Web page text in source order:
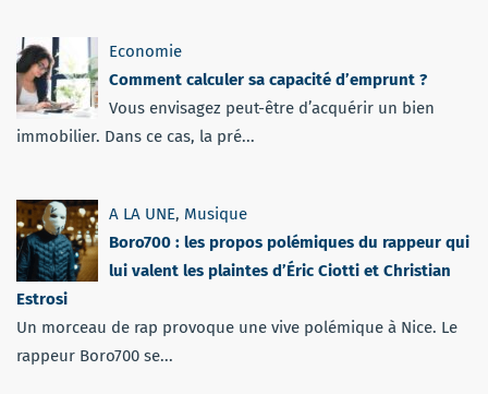
Economie
Comment calculer sa capacité d’emprunt ?
Vous envisagez peut-être d’acquérir un bien
immobilier. Dans ce cas, la pré...
A LA UNE, Musique
Boro700 : les propos polémiques du rappeur qui
lui valent les plaintes d’Éric Ciotti et Christian
Estrosi
Un morceau de rap provoque une vive polémique à Nice. Le
rappeur Boro700 se...